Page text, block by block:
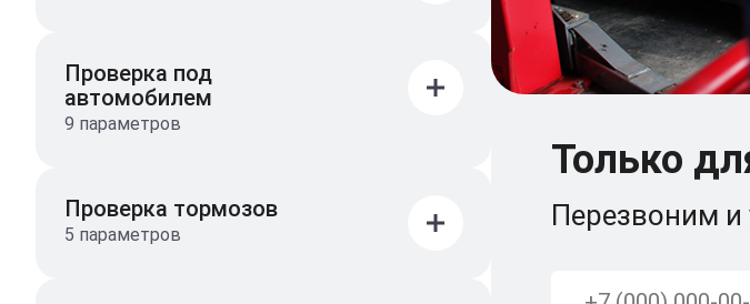
Проверка под
автомобилем
9 параметров
Проверка тормозов
5 параметров
Только
Перезвоним и